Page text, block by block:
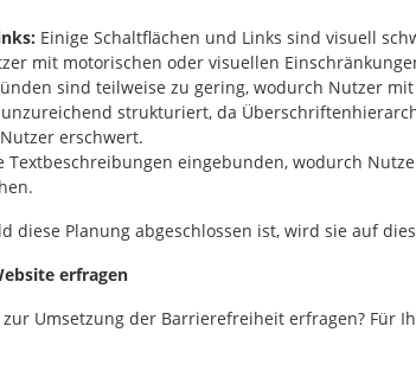
Einige Schaltflächen und Links sind visuell
mit motorischen oder visuellen
sind teilweise zu gering, wodurch Nutzer
strukturiert, da
erschwert.
eingebunden, wodurch
Planung abgeschlossen ist, wird sie auf
erfragen
Umsetzung der Barrierefreiheit erfragen? Für